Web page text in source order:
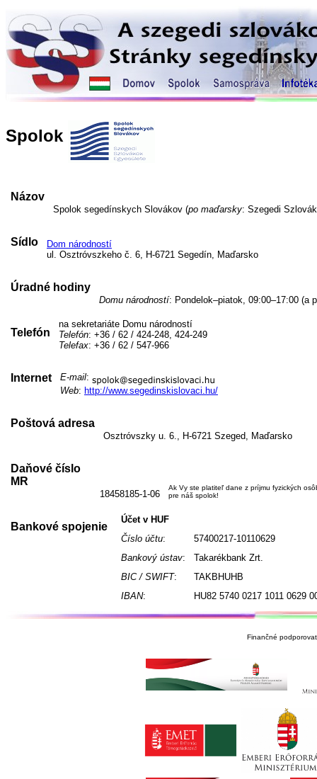
Spolok
Názov
Spolok segedínskych Slovákov (po maďarsky: Szegedi
Sídlo
Dom národností
ul. Osztróvszkeho č. 6, H-6721 Segedín, Maďarsko
Úradné hodiny
Domu národností: Pondelok–piatok, 09:00–17:00 (a
Telefón
na sekretariáte Domu národností
Telefón: +36 / 62 / 424-248, 424-249
Telefax: +36 / 62 / 547-966
Internet E-mail:
Web: http://www.segedinskislovaci.hu/
Poštová adresa
Osztróvszky u. 6., H-6721 Szeged, Maďarsko
Daňové číslo
MR
18458185-1-06
Ak Vy ste platiteľ dane z príjmu fyzických
pre náš spolok!
Bankové spojenie
Účet v HUF
Číslo účtu:
57400217-10110629
Bankový ústav:
Takarékbank Zrt.
BIC / SWIFT:
TAKBHUHB
IBAN: HU82 5740 0217 1011 0629
Finančné